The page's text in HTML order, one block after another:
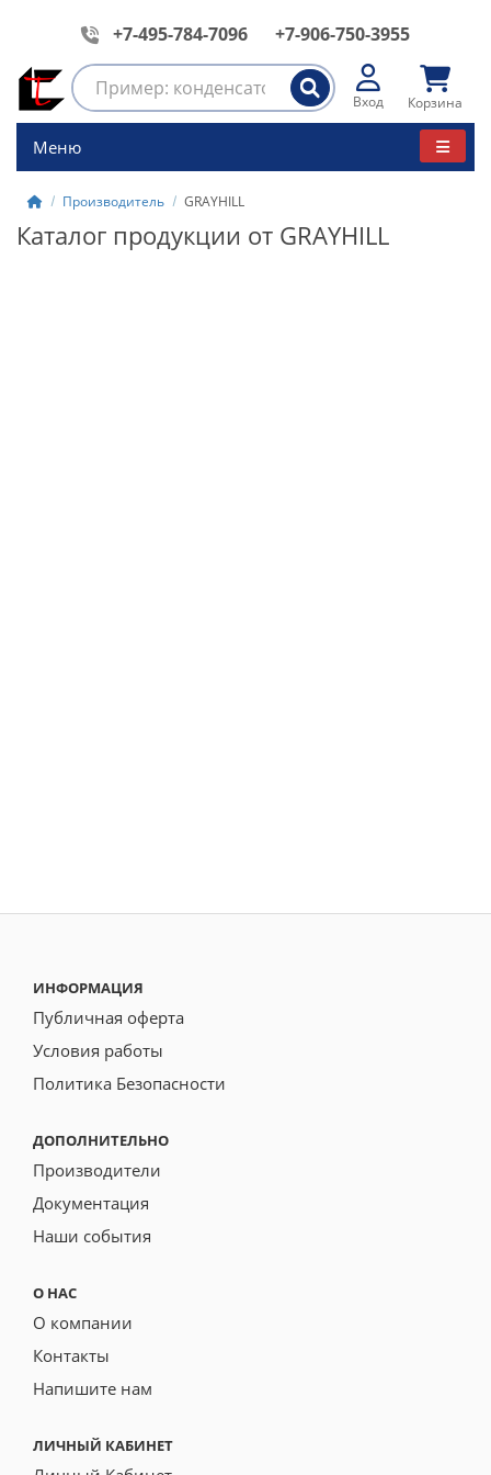
+7-495-784-7096 +7-906-750-3955
Вход Корзина
Меню
Производитель GRAYHILL
Каталог продукции от GRAYHILL
ИНФОРМАЦИЯ
Публичная оферта
Условия работы
Политика Безопасности
ДОПОЛНИТЕЛЬНО
Производители
Документация
Наши события
О НАС
О компании
Контакты
Напишите нам
ЛИЧНЫЙ КАБИНЕТ